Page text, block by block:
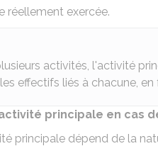
réellement exercée.
activités, l'activité
effectifs liés à chacune,
principale en cas
principale dépend de la